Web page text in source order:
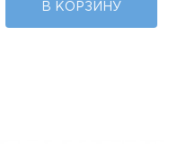
В КОРЗИНУ